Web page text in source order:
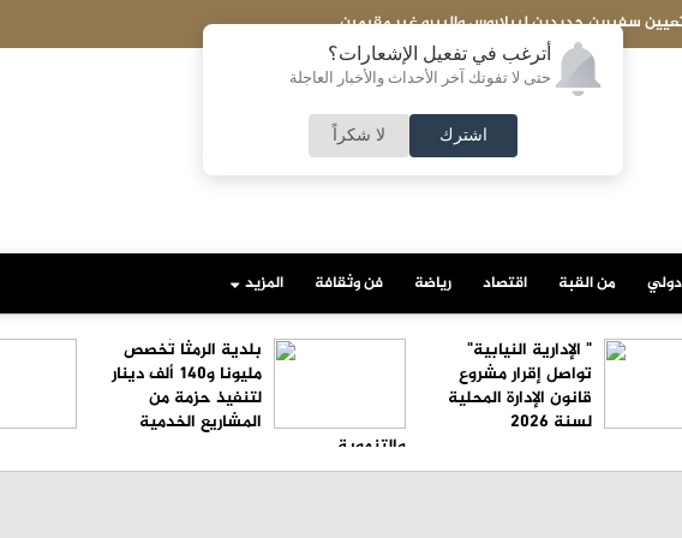
أترغب في تفعيل الإشعارات؟
حتى لا تفوتك آخر الأحداث والأخبار العاجلة
اشترك لا شكراً
غير مقيمين تعديلات قانون الجامعات الأردنية تدخل حيز التنفيذ
من القبة اقتصاد رياضة فن وثقافة المزيد
" الإدارية النيابية"
تواصل إقرار مشروع
قانون الإدارة المحلية
لسنة 2026
بلدية الرمثا تُخصص
مليونا و140 ألف دينار
لتنفيذ حزمة من
المشاريع الخدمية
والتنموية